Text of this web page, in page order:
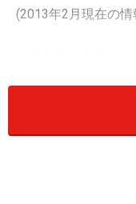
(2013年2月現在の情
を服用します。頼